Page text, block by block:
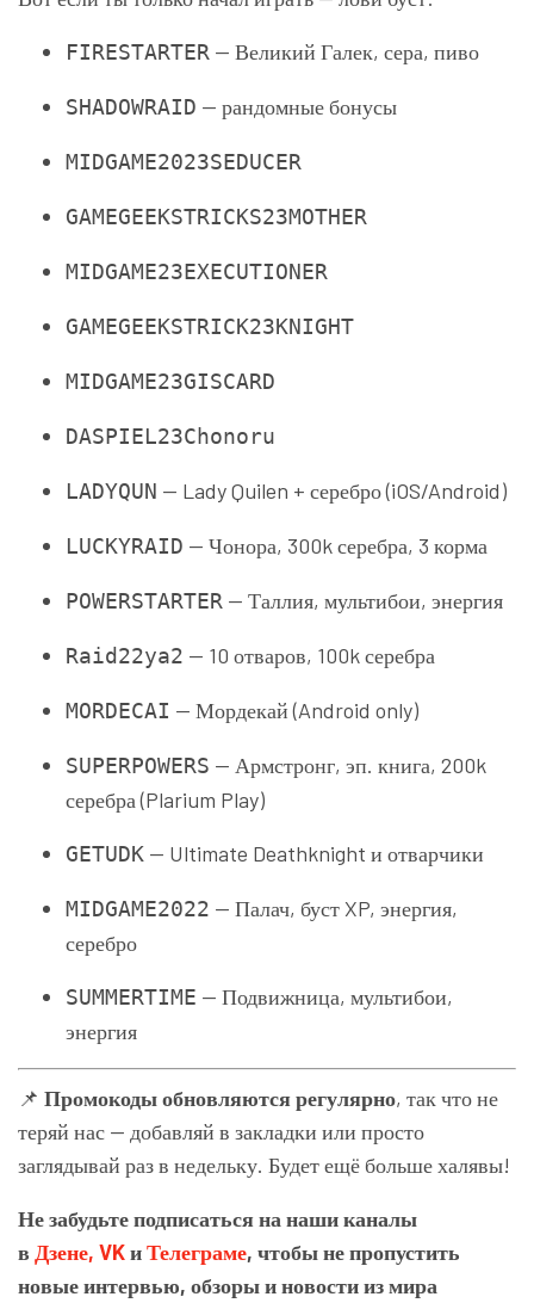
FIRESTARTER — Великий Галек, сера, пиво
SHADOWRAID — рандомные бонусы
MIDGAME2023SEDUCER
GAMEGEEKSTRICKS23MOTHER
MIDGAME23EXECUTIONER
GAMEGEEKSTRICK23KNIGHT
MIDGAME23GISCARD
DASPIEL23Chonoru
LADYQUN — Lady Quilen + серебро (iOS/Android)
LUCKYRAID — Чонора, 300k серебра, 3 корма
POWERSTARTER — Таллия, мультибои, энергия
Raid22ya2 — 10 отваров, 100k серебра
MORDECAI — Мордекай (Android only)
SUPERPOWERS — Армстронг, эп. книга, 200k
серебра (Plarium Play)
GETUDK — Ultimate Deathknight и отварчики
MIDGAME2022 — Палач, буст XP, энергия,
серебро
SUMMERTIME — Подвижница, мультибои,
энергия
📌 Промокоды обновляются регулярно, так что не
теряй нас — добавляй в закладки или просто
заглядывай раз в недельку. Будет ещё больше халявы!
Не забудьте подписаться на наши каналы
в Дзене, VKиТелеграме, чтобы не пропустить
новые интервью, обзоры и новости из мира